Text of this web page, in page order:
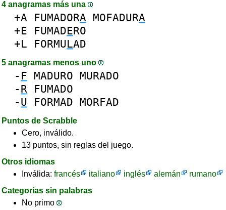
4 anagramas más una
+A FUMADORA MOFADURA
+E FUMADERO
+L FORMULAD
5 anagramas menos uno
- F MADURO MURADO
- R FUMADO
- U FORMAD MORFAD
Puntos de Scrabble
Cero, inválido.
13 puntos, sin reglas del juego.
Otros idiomas
Inválida: francés italiano inglés alemán
rumano
Categorías sin palabras
No primo